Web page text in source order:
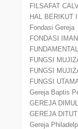
FILSAFAT
HAL BERIKUT
Fondasi Gereja
FONDASI IMAN
FUNGSI
FUNGSI
FUNGSI
Gereja Baptis
GEREJA
GEREJA
Gereja